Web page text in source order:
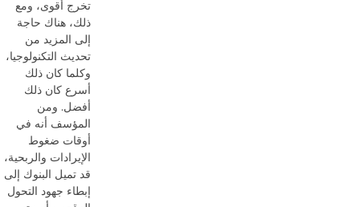
تخرج أقوى، ومع
ذلك، هناك حاجة
إلى المزيد من
تحديث التكنولوجيا،
وكلما كان ذلك
أسرع كان ذلك
أفضل. ومن
المؤسف أنه في
أوقات ضغوط
الإيرادات والربحية،
قد تميل البنوك إلى
إبطاء جهود التحول